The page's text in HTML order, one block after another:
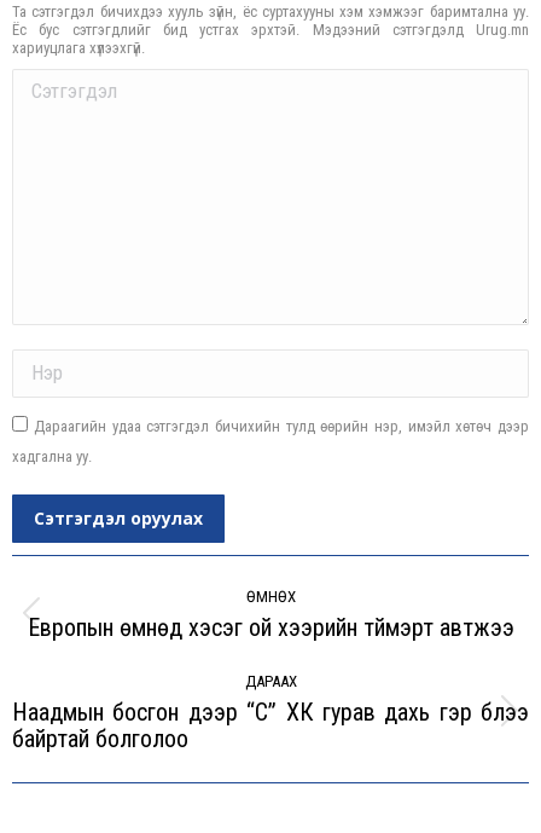
Та сэтгэгдэл бичихдээ хууль зүйн, ёс суртахууны хэм хэмжээг баримтална уу.
Ёс бус сэтгэгдлийг бид устгах эрхтэй. Мэдээний сэтгэгдэлд Urug.mn
хариуцлага хүлээхгүй.
Comment
Дараагийн удаа сэтгэгдэл бичихийн тулд өөрийн нэр, имэйл хөтөч дээр
хадгална уу.
Сэтгэгдэл оруулах
navigation
ӨМНӨХ
Previous
Европын өмнөд хэсэг ой хээрийн түймэрт автжээ
ДАРААХ
Next
Наадмын босгон дээр “Сүү” ХК гурав дахь гэр бүлээ
байртай болголоо